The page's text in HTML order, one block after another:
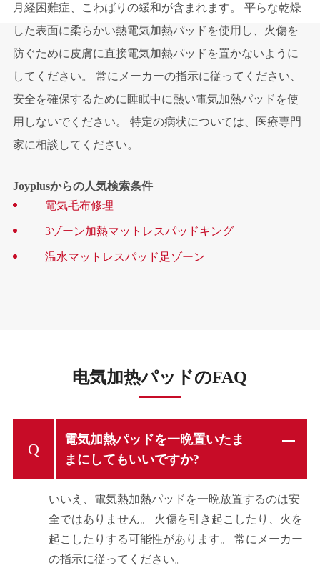
月経困難症、こわばりの緩和が含まれます。 平らな乾燥
した表面に柔らかい熱電気加熱パッドを使用し、火傷を
防ぐために皮膚に直接電気加熱パッドを置かないように
してください。 常にメーカーの指示に従ってください、
安全を確保するために睡眠中に熱い電気加熱パッドを使
用しないでください。 特定の病状については、医療専門
家に相談してください。
Joyplusからの人気検索条件
電気毛布修理
3ゾーン加熱マットレスパッドキング
温水マットレスパッド足ゾーン
电気加热パッドのFAQ
Q
電気加熱パッドを一晩置いたま
まにしてもいいですか?
いいえ、電気熱加熱パッドを一晩放置するのは安
全ではありません。 火傷を引き起こしたり、火を
起こしたりする可能性があります。 常にメーカー
の指示に従ってください。